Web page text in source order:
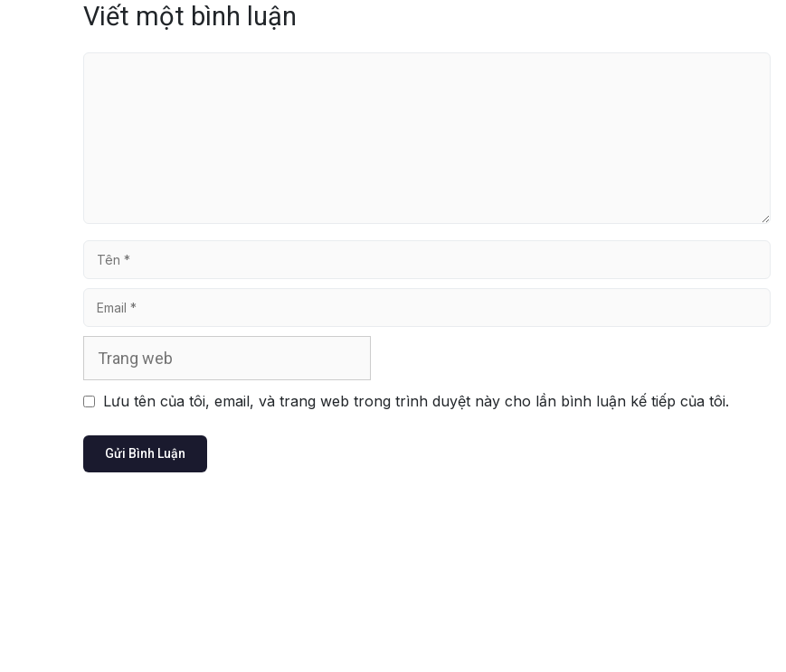
Viết một bình luận
Tên
Email
Lưu tên của tôi, email, và trang web trong trình duyệt này cho lần bình luận kế tiếp của tôi.